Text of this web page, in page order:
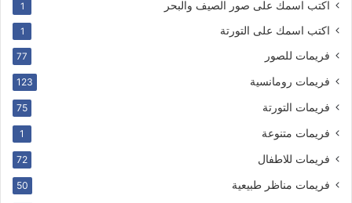
اكتب اسمك على صور الصيف والبحر 1
اكتب اسمك على التورتة 1
فريمات للصور 77
فريمات رومانسية 123
فريمات التورتة 75
فريمات متنوعة 1
فريمات للاطفال 72
فريمات مناظر طبيعية 50